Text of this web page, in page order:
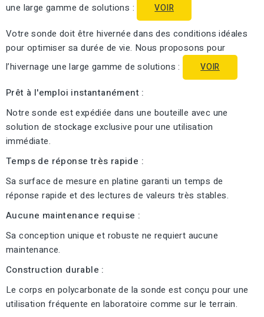
une large gamme de solutions :
VOIR
Votre sonde doit être hivernée dans des conditions idéales
pour optimiser sa durée de vie. Nous proposons pour
l’hivernage une large gamme de solutions :
VOIR
Prêt à l'emploi instantanément :
Notre sonde est expédiée dans une bouteille avec une
solution de stockage exclusive pour une utilisation
immédiate.
Temps de réponse très rapide :
Sa surface de mesure en platine garanti un temps de
réponse rapide et des lectures de valeurs très stables.
Aucune maintenance requise :
Sa conception unique et robuste ne requiert aucune
maintenance.
Construction durable :
Le corps en polycarbonate de la sonde est conçu pour une
utilisation fréquente en laboratoire comme sur le terrain.